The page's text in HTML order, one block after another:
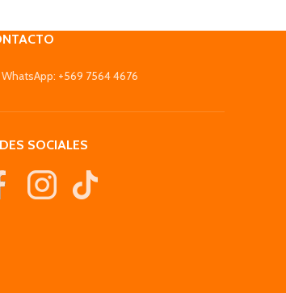
WhatsApp: +569 7564 4676
SOCIALES